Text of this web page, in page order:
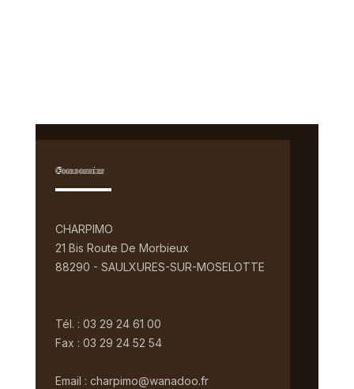
Coordonnées
CHARPIMO
21 Bis Route De Morbieux
88290 - SAULXURES-SUR-MOSELOTTE
Tél. : 03 29 24 61 00
Fax : 03 29 24 52 54
Email : charpimo@wanadoo.fr